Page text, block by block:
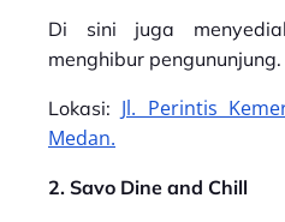
Di sini juga
menghibur pengununjung.
Lokasi: Jl. Perintis
Medan.
2. Savo Dine and Chill